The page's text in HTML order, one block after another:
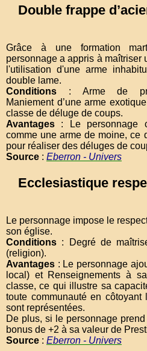
Double frappe
Grâce à une formation
personnage a appris à maîtriser
l'utilisation d'une arme
double lame.
Conditions : Arme de
Maniement d’une arme
classe de déluge de coups.
Avantages : Le personnage
comme une arme de moine, ce
pour réaliser des déluges de
Source : Eberron - Univers
Ecclesiastique
Le personnage impose le
son église.
Conditions : Degré de
(religion).
Avantages : Le personnage
local) et Renseignements à
classe, ce qui illustre sa
toute communauté en
sont représentées.
De plus, si le personnage
bonus de +2 à sa valeur de
Source : Eberron - Univers